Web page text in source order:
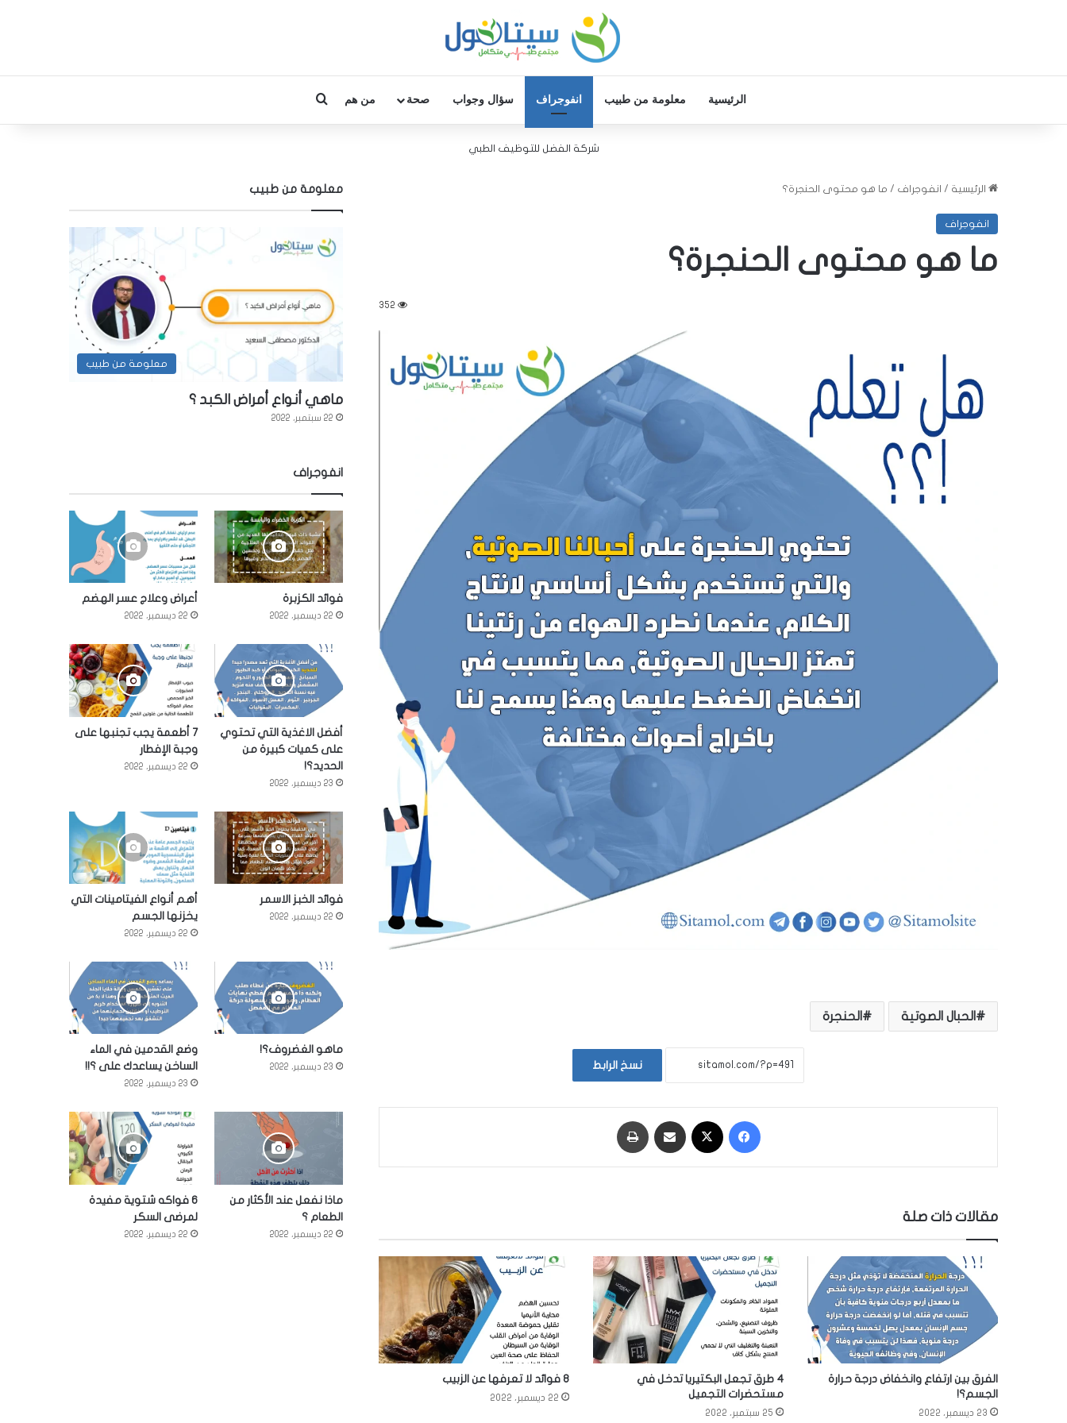
الرئيسية معلومة من طبيب انفوجراف سؤال وجواب صحة من هم
شركة الفضل للتوظيف الطبي
الرئيسية / انفوجراف / ما هو محتوى الحنجرة؟
انفوجراف
ما هو محتوى الحنجرة؟
352
الحبال الصوتية الحنجرة
نسخ الرابط
مقالات ذات صلة
الفرق بين ارتفاع وانخفاض درجة حرارة
الجسم؟!
23 ديسمبر، 2022
4 طرق تجعل البكتيريا تدخل في
مستحضرات التجميل
25 سبتمبر، 2022
8 فوائد لا تعرفها عن الزبيب
22 ديسمبر، 2022
معلومة من طبيب
معلومة من طبيب
ماهي أنواع أمراض الكبد ؟
22 سبتمبر، 2022
انفوجراف
فوائد الكزبرة
22 ديسمبر، 2022
أعراض وعلاج عسر الهضم
22 ديسمبر، 2022
أفضل الاغذية التي تحتوي
على كميات كبيرة من
الحديد؟!
23 ديسمبر، 2022
7 أطعمة يجب تجنبها على
وجبة الإفطار
22 ديسمبر، 2022
فوائد الخبز الاسمر
22 ديسمبر، 2022
أهم أنواع الفيتامينات التي
يخزنها الجسم
22 ديسمبر، 2022
ماهو الغضروف؟!
23 ديسمبر، 2022
وضع القدمين في الماء
الساخن يساعدك على ؟!!
23 ديسمبر، 2022
ماذا نفعل عند الأكثار من
الطعام ؟
22 ديسمبر، 2022
6 فواكه شتوية مفيدة
لمرضى السكر
22 ديسمبر، 2022